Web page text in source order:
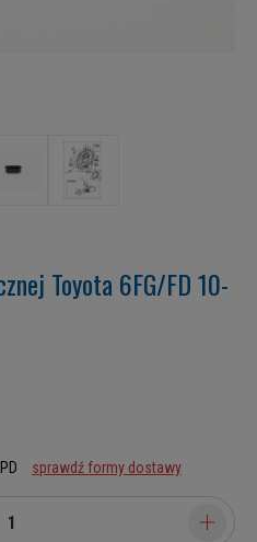
Toyota 6FG/FD 10-
sprawdź formy dostawy